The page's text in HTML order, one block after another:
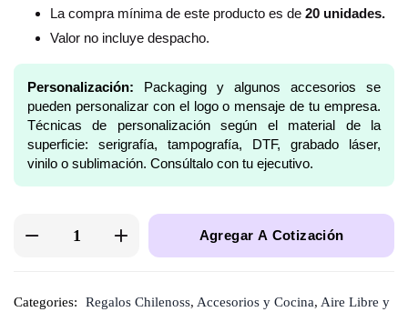
La compra mínima de este producto es de 20 unidades.
Valor no incluye despacho.
Personalización: Packaging y algunos accesorios se
pueden personalizar con el logo o mensaje de tu empresa.
Técnicas de personalización según el material de la
superficie: serigrafía, tampografía, DTF, grabado láser,
vinilo o sublimación. Consúltalo con tu ejecutivo.
Agregar A Cotización
Categories: Regalos Chilenoss, Accesorios y Cocina, Aire Libre y